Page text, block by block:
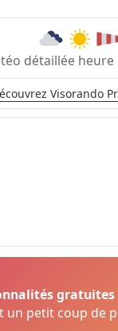
détaillée
Visorando
gratuites
un petit coup de